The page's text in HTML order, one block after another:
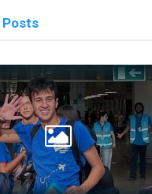
Posts